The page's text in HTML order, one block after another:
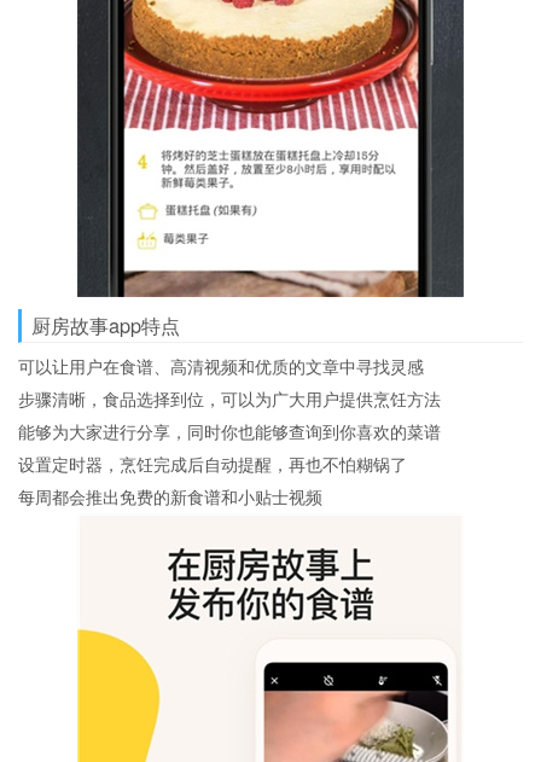
厨房故事app特点
可以让用户在食谱、高清视频和优质的文章中寻找灵感
步骤清晰，食品选择到位，可以为广大用户提供烹饪方法
能够为大家进行分享，同时你也能够查询到你喜欢的菜谱
设置定时器，烹饪完成后自动提醒，再也不怕糊锅了
每周都会推出免费的新食谱和小贴士视频